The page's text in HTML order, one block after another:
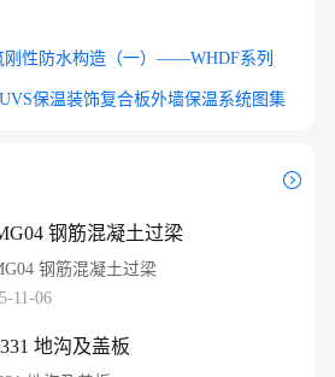
刚性防水构造（一）——WHDF系列
UVS保温装饰复合板外墙保温系统图集
钢筋混凝土过梁
钢筋混凝土过梁
11-06
地沟及盖板